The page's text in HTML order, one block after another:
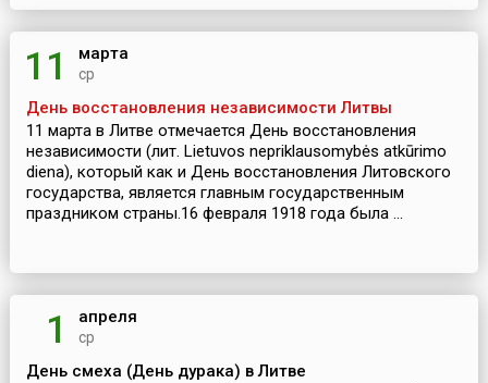
11 марта
ср
День восстановления независимости Литвы
11 марта в Литве отмечается День восстановления
независимости (лит. Lietuvos nepriklausomybės atkūrimo
diena), который как и День восстановления Литовского
государства, является главным государственным
праздником страны.16 февраля 1918 года была ...
1 апреля
ср
День смеха (День дурака) в Литве